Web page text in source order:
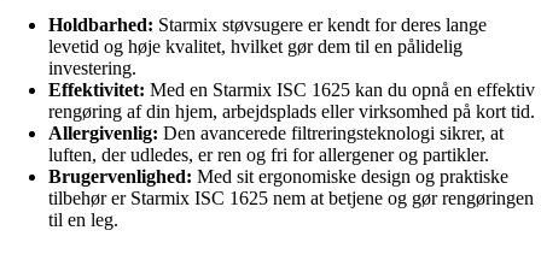
Holdbarhed: Starmix støvsugere er kendt for deres lange
levetid og høje kvalitet, hvilket gør dem til en pålidelig
investering.
Effektivitet: Med en Starmix ISC 1625 kan du opnå en effektiv
rengøring af din hjem, arbejdsplads eller virksomhed på kort tid.
Allergivenlig: Den avancerede filtreringsteknologi sikrer, at
luften, der udledes, er ren og fri for allergener og partikler.
Brugervenlighed: Med sit ergonomiske design og praktiske
tilbehør er Starmix ISC 1625 nem at betjene og gør rengøringen
til en leg.